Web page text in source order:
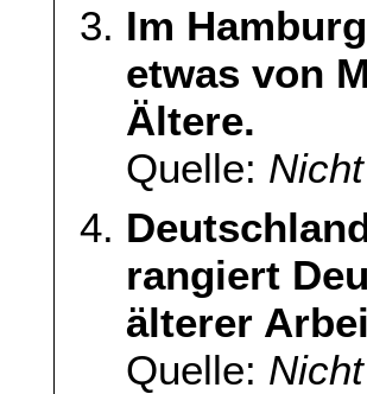
Im
etwas von
Ältere.
Quelle:
rangiert
älterer
Quelle: